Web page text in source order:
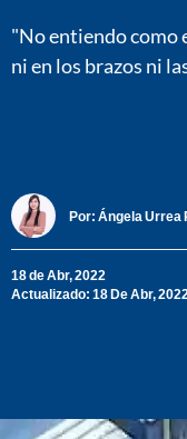
"No entiendo como
ni en los brazos ni
Por: Ángela Urrea
18 de Abr, 2022
Actualizado: 18 De Abr,